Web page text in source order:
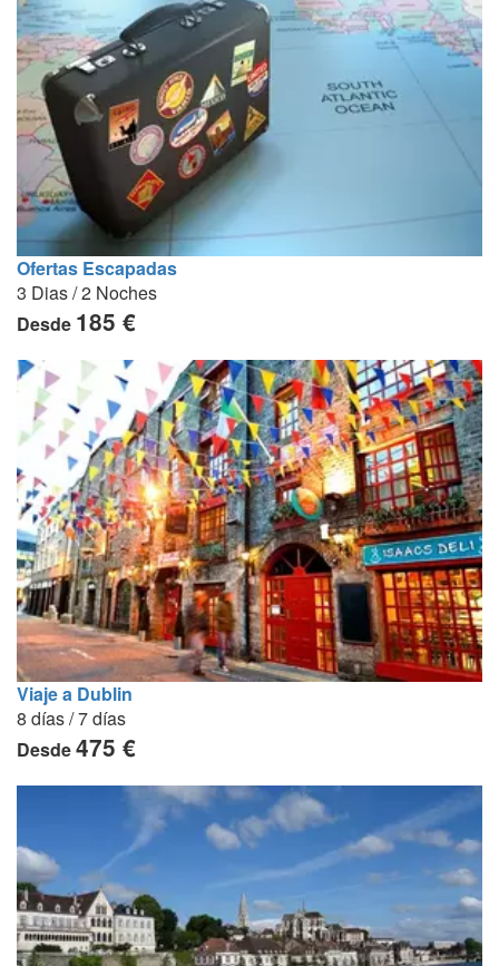
Ofertas Escapadas
3 Dias / 2 Noches
Desde 185 €
Viaje a Dublin
8 días / 7 días
Desde475 €